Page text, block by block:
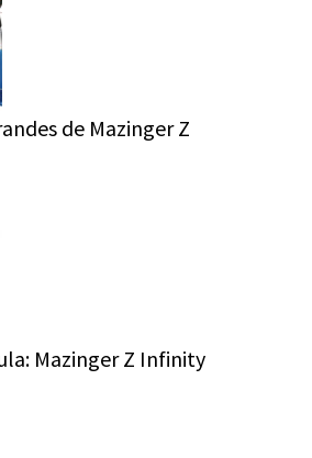
de Mazinger Z
Mazinger Z Infinity